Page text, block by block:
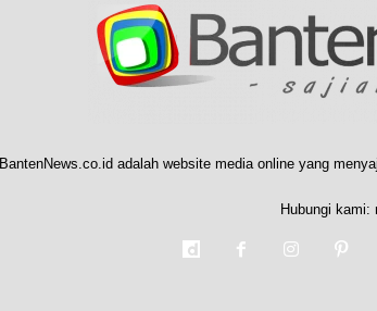
BantenNews.co.id adalah website media online yang
Hubungi kami: